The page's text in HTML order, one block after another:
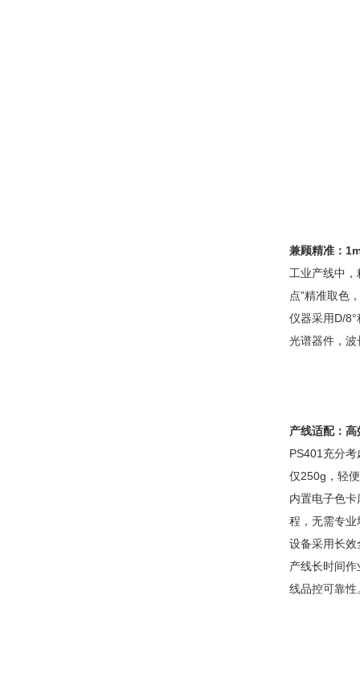
兼顾精准：
工业产线中
点”精准取色
仪器采用D/
光谱器件，
产线适配：
PS401充分
仅250g，轻
内置电子色
程，无需专
设备采用长
产线长时间
线品控可靠性